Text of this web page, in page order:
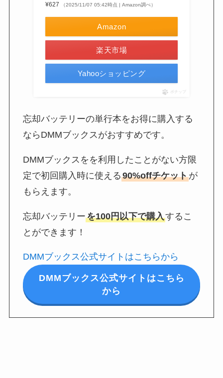
¥627
（2025/11/07 05:42時点 | Amazon調べ）
Amazon
楽天市場
Yahooショッピング
ポチップ
忘却バッテリーの単行本をお得に購入する
ならDMMブックスがおすすめです。
DMMブックスをを利用したことがない方限
定で初回購入時に使える90%offチケットが
もらえます。
忘却バッテリーを100円以下で購入するこ
とができます！
DMMブックス公式サイトはこちらから
DMMブックス公式サイトはこちら
から